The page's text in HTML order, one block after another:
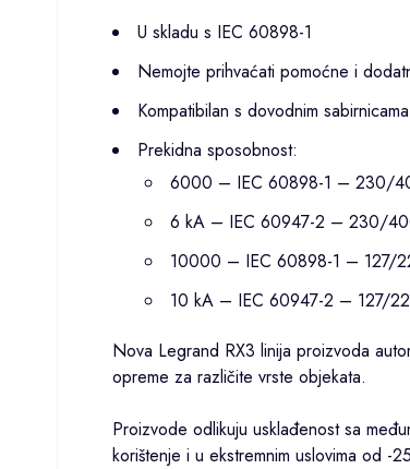
U skladu s IEC 60898-1
Nemojte prihvaćati pomoćne i
Kompatibilan s dovodnim
Prekidna sposobnost:
6000 – IEC 60898-1 – 230/
6 kA – IEC 60947-2 – 230/
10000 – IEC 60898-1 – 127/
10 kA – IEC 60947-2 – 127/
Nova Legrand RX3 linija proizvoda
opreme za različite vrste objekata.
Proizvode odlikuju usklađenost sa
korištenje i u ekstremnim uslovima od -